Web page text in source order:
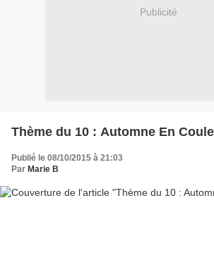
Publicité
Thème du 10 : Automne En
Publié le 08/10/2015 à 21:03
Par Marie B